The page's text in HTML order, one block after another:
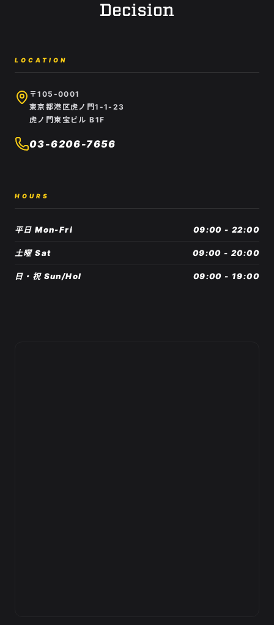
LOCATION
〒105-0001
東京都港区虎ノ門1-1-23
虎ノ門東宝ビル B1F
03-6206-7656
HOURS
平日 Mon-Fri 09:00 - 22:00
土曜 Sat 09:00 - 20:00
日・祝 Sun/Hol 09:00 - 19:00